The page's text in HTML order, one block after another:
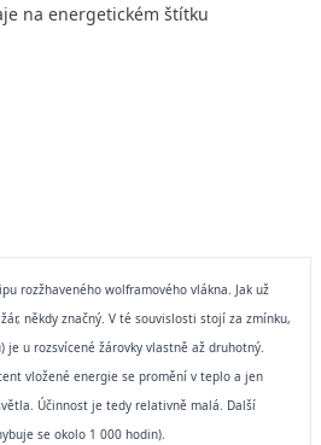
na energetickém štítku
rozžhaveného wolframového vlákna. Jak už
někdy značný. V té souvislosti stojí za zmínku,
u rozsvícené žárovky vlastně až druhotný.
vložené energie se promění v teplo a jen
Účinnost je tedy relativně malá. Další
se okolo 1 000 hodin).